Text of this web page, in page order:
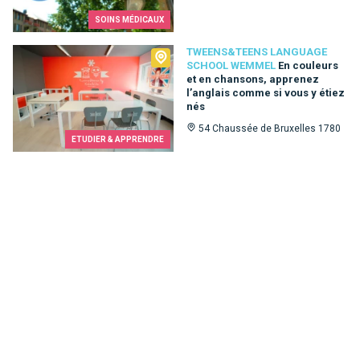
SOINS MÉDICAUX
ETUDIER & APPRENDRE
TWEENS&TEENS LANGUAGE
SCHOOL WEMMEL En couleurs
et en chansons, apprenez
l’anglais comme si vous y étiez
nés
54 Chaussée de Bruxelles 1780
Tweens&Teens language school Wemmel